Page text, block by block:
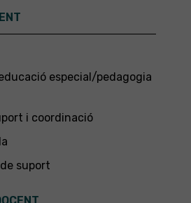
especial/pedagogia
i coordinació
suport